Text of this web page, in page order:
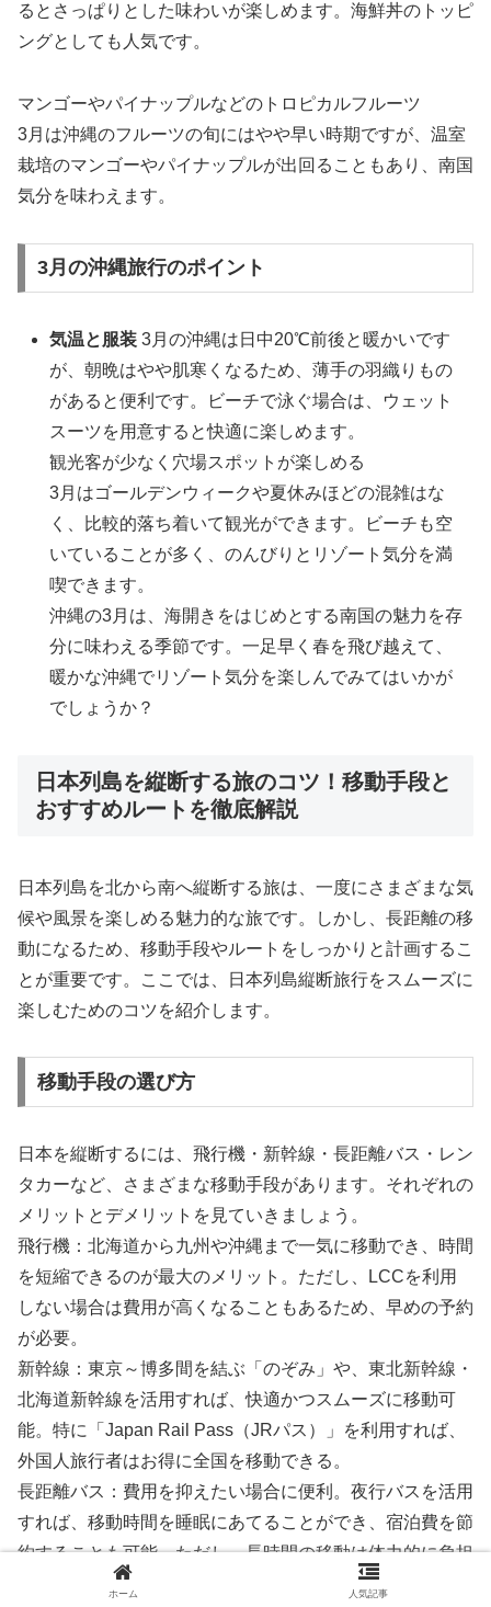
るとさっぱりとした味わいが楽しめます。海鮮丼のトッピ
ングとしても人気です。
マンゴーやパイナップルなどのトロピカルフルーツ
3月は沖縄のフルーツの旬にはやや早い時期ですが、温室
栽培のマンゴーやパイナップルが出回ることもあり、南国
気分を味わえます。
3月の沖縄旅行のポイント
気温と服装 3月の沖縄は日中20℃前後と暖かいです
が、朝晩はやや肌寒くなるため、薄手の羽織りもの
があると便利です。ビーチで泳ぐ場合は、ウェット
スーツを用意すると快適に楽しめます。
観光客が少なく穴場スポットが楽しめる
3月はゴールデンウィークや夏休みほどの混雑はな
く、比較的落ち着いて観光ができます。ビーチも空
いていることが多く、のんびりとリゾート気分を満
喫できます。
沖縄の3月は、海開きをはじめとする南国の魅力を存
分に味わえる季節です。一足早く春を飛び越えて、
暖かな沖縄でリゾート気分を楽しんでみてはいかが
でしょうか？
日本列島を縦断する旅のコツ！移動手段と
おすすめルートを徹底解説
日本列島を北から南へ縦断する旅は、一度にさまざまな気
候や風景を楽しめる魅力的な旅です。しかし、長距離の移
動になるため、移動手段やルートをしっかりと計画するこ
とが重要です。ここでは、日本列島縦断旅行をスムーズに
楽しむためのコツを紹介します。
移動手段の選び方
日本を縦断するには、飛行機・新幹線・長距離バス・レン
タカーなど、さまざまな移動手段があります。それぞれの
メリットとデメリットを見ていきましょう。
飛行機：北海道から九州や沖縄まで一気に移動でき、時間
を短縮できるのが最大のメリット。ただし、LCCを利用
しない場合は費用が高くなることもあるため、早めの予約
が必要。
新幹線：東京～博多間を結ぶ「のぞみ」や、東北新幹線・
北海道新幹線を活用すれば、快適かつスムーズに移動可
能。特に「Japan Rail Pass（JRパス）」を利用すれば、
外国人旅行者はお得に全国を移動できる。
長距離バス：費用を抑えたい場合に便利。夜行バスを活用
すれば、移動時間を睡眠にあてることができ、宿泊費を節
約することも可能。ただし、長時間の移動は体力的に負担
ホーム 人気記事